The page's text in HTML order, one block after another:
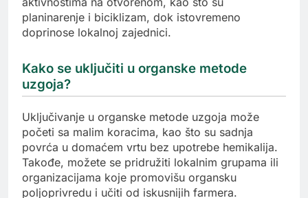
planinarenje i biciklizam, dok istovremeno
doprinose lokalnoj zajednici.
Kako se uključiti u organske metode
uzgoja?
Uključivanje u organske metode uzgoja može
početi sa malim koracima, kao što su sadnja
povrća u domaćem vrtu bez upotrebe hemikalija.
Takođe, možete se pridružiti lokalnim grupama ili
organizacijama koje promovišu organsku
poljoprivredu i učiti od iskusnijih farmera.